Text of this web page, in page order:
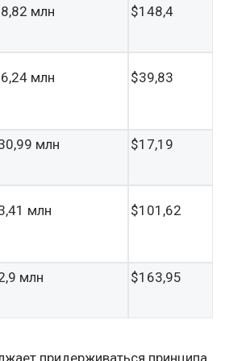
млн $148,4
млн $39,83
млн $17,19
млн $101,62
млн $163,95